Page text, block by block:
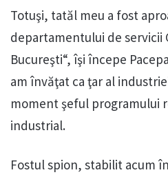
Totuşi, tatăl meu a fost
departamentului de servicii
Bucureşti“, îşi începe
am învăţat ca ţar al
moment şeful programului
industrial.
Fostul spion, stabilit acum